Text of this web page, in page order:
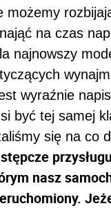
możemy
na czas
najnowszy
wyraźnie
być tej samej
się na co
nasz